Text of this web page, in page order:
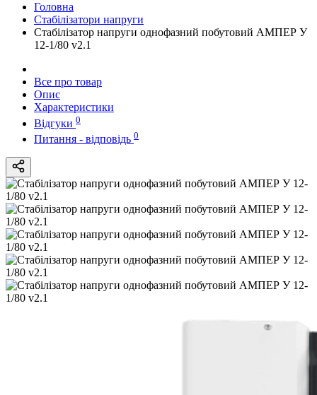
Головна
Стабілізатори напруги
Стабілізатор напруги однофазний побутовий АМПЕР У
12-1/80 v2.1
Все про товар
Опис
Характеристики
Відгуки 0
Питання - відповідь 0